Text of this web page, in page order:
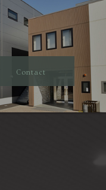
Contact